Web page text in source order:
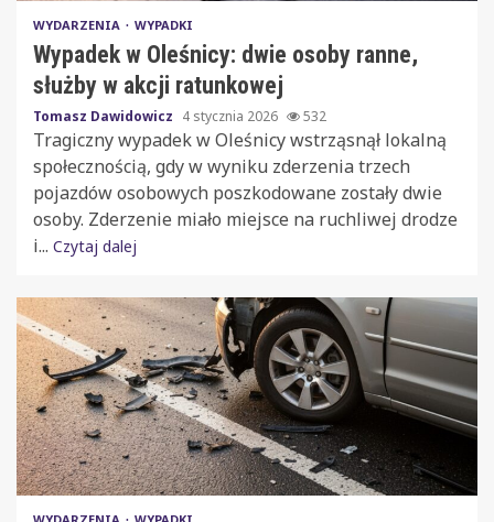
WYDARZENIA WYPADKI
Wypadek w Oleśnicy: dwie osoby ranne,
służby w akcji ratunkowej
Tomasz Dawidowicz 4 stycznia 2026 532
Tragiczny wypadek w Oleśnicy wstrząsnął lokalną
społecznością, gdy w wyniku zderzenia trzech
pojazdów osobowych poszkodowane zostały dwie
osoby. Zderzenie miało miejsce na ruchliwej drodze
i... Czytaj dalej